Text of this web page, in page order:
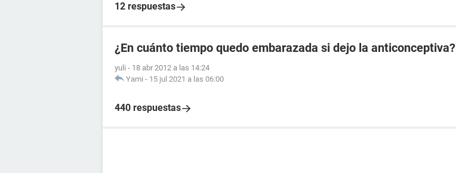
12 respuestas
¿En cuánto tiempo quedo embarazada si dejo la anticonceptiva?
yuli - 18 abr 2012 a las 14:24
Yami - 15 jul 2021 a las 06:00
440 respuestas